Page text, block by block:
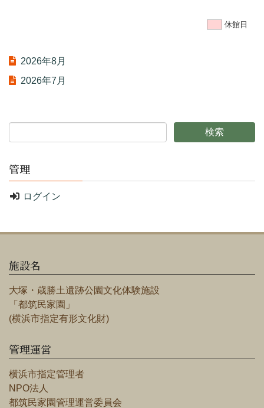
休館日
2026年8月
2026年7月
管理
ログイン
施設名
大塚・歳勝土遺跡公園文化体験施設
「都筑民家園」
(横浜市指定有形文化財)
管理運営
横浜市指定管理者
NPO法人
都筑民家園管理運営委員会